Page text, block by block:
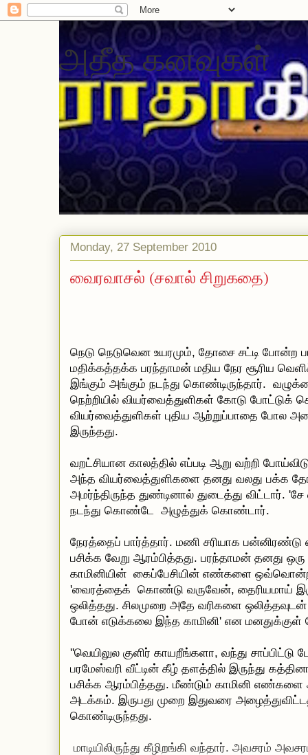
அதீத கனவுகள்
Monday, 27 September 2010
வைரவாசல் (சவால் சிறுகதை)
நெடு நெடுவென உயரமும், தோசை சட்டி போன்ற
மதிக்கத்தக்க பரந்தாமன் மதிய நேர சூரிய
இங்கும் அங்கும் நடந்து கொண்டிருந்தார்.
நெற்றியில் வியர்வைத்துளிகள் கோடு போட்டுக்
வியர்வைத்துளிகள் புதிய ஆற்றுப்பாதை போல
வறட்சியான காலத்தில் எப்படி ஆறு வற்றி
அந்த வியர்வைத்துளிகளை தனது வலது பக்க
அமர்ந்திருந்த துண்டினால் துடைத்து விட்டார்.
நடந்து கொண்டே அழுத்துக் கொண்டார்.
நேரத்தைப் பார்த்தார். மணி சரியாக பன்னிரண்டு
பசிக்க வேறு ஆரம்பித்தது. பரந்தாமன் தனது
காமினியின் கைப்பேசியின் எண்களை
'வைரத்தைக் கொண்டு வருவேன், தைரியமாய்
ஒலித்தது. சிலமுறை அதே வரிகளை
போன் எடுக்கலை இந்த காமினி' என
''வெயிலுல குளிர் காயறீங்களா, வந்து
பரமேஸ்வரி வீட்டின் கீழ் தளத்தில் இருந்து
பசிக்க ஆரம்பித்தது. மீண்டும் காமினி
அடக்கம். இருபது முறை இதுவரை
கொண்டிருந்தது.
மாடியிலிருந்து கீழிறங்கி வந்தார். அவசரம்